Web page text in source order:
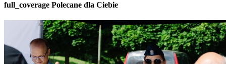
full_coverage Polecane dla Ciebie